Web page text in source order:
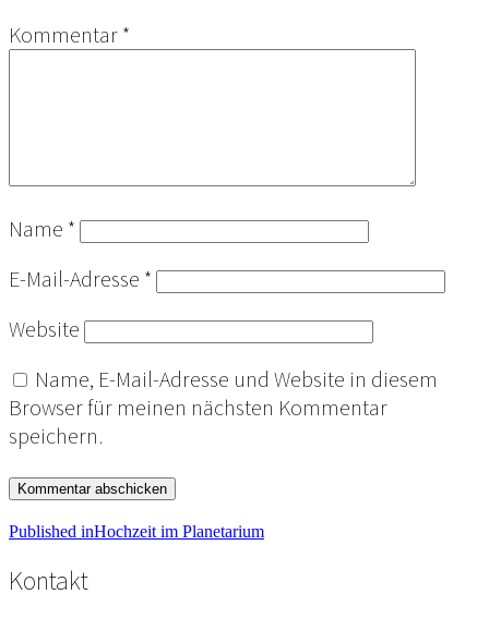
Kommentar*
Name *
E-Mail-Adresse *
Website
Name, E-Mail-Adresse und Website in diesem
Browser für meinen nächsten Kommentar
speichern.
Beitragsnavigation
Published inHochzeit im Planetarium
Kontakt